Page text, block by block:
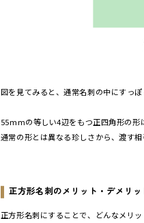
図を見てみると、通常名刺の中にすっ
55mmの等しい4辺をもつ正四角形の形
通常の形とは異なる珍しさから、渡す
正方形名刺のメリット・デメリッ
正方形名刺にすることで、どんなメリ